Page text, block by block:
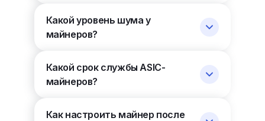
Какой уровень шума у
майнеров?
Какой срок службы ASIC-
майнеров?
Как настроить майнер после